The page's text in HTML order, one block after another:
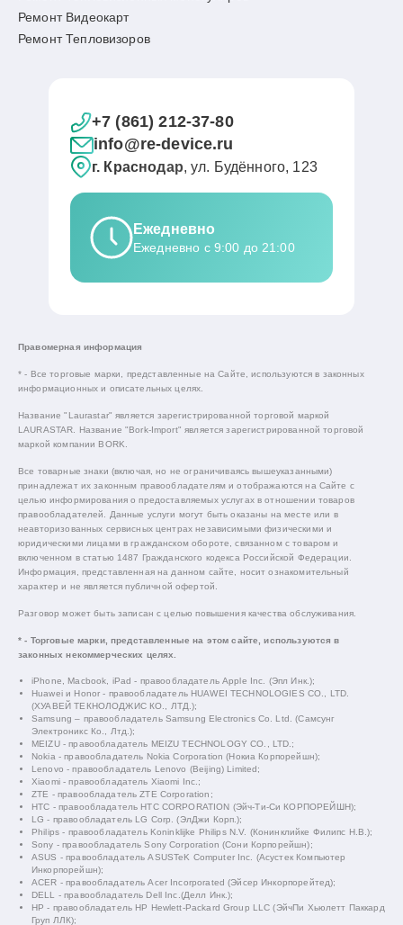
Ремонт Видеокарт
Ремонт Тепловизоров
+7 (861) 212-37-80
info@re-device.ru
г. Краснодар, ул. Будённого, 123
Ежедневно
Ежедневно с 9:00 до 21:00
Правомерная информация
* - Все торговые марки, представленные на Сайте, используются в законных
информационных и описательных целях.
Название "Laurastar" является зарегистрированной торговой маркой
LAURASTAR. Название "Bork-Import" является зарегистрированной торговой
маркой компании BORK.
Все товарные знаки (включая, но не ограничиваясь вышеуказанными)
принадлежат их законным правообладателям и отображаются на Сайте с
целью информирования о предоставляемых услугах в отношении товаров
правообладателей. Данные услуги могут быть оказаны на месте или в
неавторизованных сервисных центрах независимыми физическими и
юридическими лицами в гражданском обороте, связанном с товаром и
включенном в статью 1487 Гражданского кодекса Российской Федерации.
Информация, представленная на данном сайте, носит ознакомительный
характер и не является публичной офертой.
Разговор может быть записан с целью повышения качества обслуживания.
* - Торговые марки, представленные на этом сайте, используются в
законных некоммерческих целях.
iPhone, Macbook, iPad - правообладатель Apple Inc. (Эпл Инк.);
Huawei и Honor - правообладатель HUAWEI TECHNOLOGIES CO., LTD.
(ХУАВЕЙ ТЕКНОЛОДЖИС КО., ЛТД.);
Samsung – правообладатель Samsung Electronics Co. Ltd. (Самсунг
Электроникс Ко., Лтд.);
MEIZU - правообладатель MEIZU TECHNOLOGY CO., LTD.;
Nokia - правообладатель Nokia Corporation (Нокиа Корпорейшн);
Lenovo - правообладатель Lenovo (Beijing) Limited;
Xiaomi - правообладатель Xiaomi Inc.;
ZTE - правообладатель ZTE Corporation;
HTC - правообладатель HTC CORPORATION (Эйч-Ти-Си КОРПОРЕЙШН);
LG - правообладатель LG Corp. (ЭлДжи Корп.);
Philips - правообладатель Koninklijke Philips N.V. (Конинклийке Филипс Н.В.);
Sony - правообладатель Sony Corporation (Сони Корпорейшн);
ASUS - правообладатель ASUSTeK Computer Inc. (Асустек Компьютер
Инкорпорейшн);
ACER - правообладатель Acer Incorporated (Эйсер Инкорпорейтед);
DELL - правообладатель Dell Inc.(Делл Инк.);
HP - правообладатель HP Hewlett-Packard Group LLC (ЭйчПи Хьюлетт Паккард
Груп ЛЛК);